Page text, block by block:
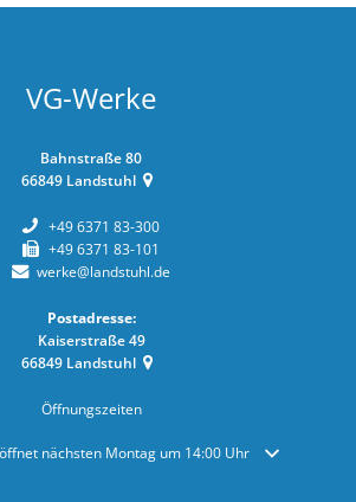
VG-Werke
Bahnstraße 80
66849 Landstuhl
+49 6371 83-300
+49 6371 83-101
werke@landstuhl.de
Postadresse:
Kaiserstraße 49
66849 Landstuhl
Öffnungszeiten
Öffnungs- oder Schließzeiten auszublenden
öffnet nächsten Montag um 14:00 Uhr